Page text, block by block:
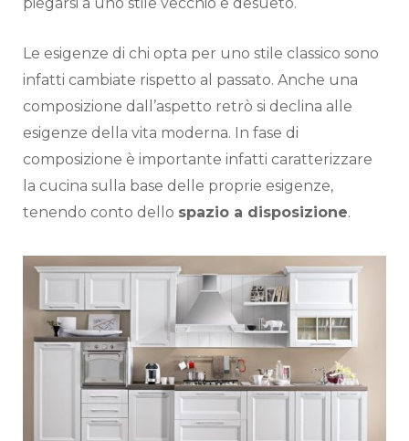
Le esigenze di chi opta per uno stile classico sono
infatti cambiate rispetto al passato. Anche una
composizione dall’aspetto retrò si declina alle
esigenze della vita moderna. In fase di
composizione è importante infatti caratterizzare
la cucina sulla base delle proprie esigenze,
tenendo conto dello spazio a disposizione.